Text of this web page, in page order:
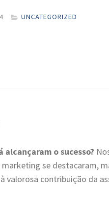
UNCATEGORIZED
o sucesso?
se destacaram,
valorosa contribuição da